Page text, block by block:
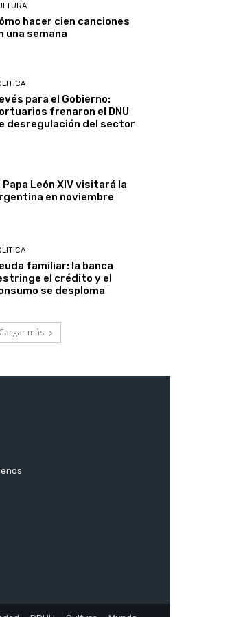
hacer cien canciones
una semana
para el Gobierno:
frenaron el DNU
desregulación del sector
Papa León XIV visitará la
en noviembre
familiar: la banca
el crédito y el
se desploma
Cargar más